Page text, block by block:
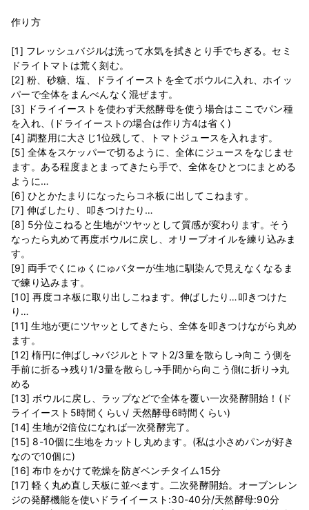
作り方
[1] フレッシュバジルは洗って水気を拭きとり手でちぎる。セミ
ドライトマトは荒く刻む。
[2] 粉、砂糖、塩、ドライイーストを全てボウルに入れ、ホイッ
パーで全体をまんべんなく混ぜます。
[3] ドライイーストを使わず天然酵母を使う場合はここでパン種
を入れ、(ドライイーストの場合は作り方4は省く)
[4] 調整用に大さじ1位残して、トマトジュースを入れます。
[5] 全体をスケッパーで切るように、全体にジュースをなじませ
ます。ある程度まとまってきたら手で、全体をひとつにまとめる
ように…
[6] ひとかたまりになったらコネ板に出してこねます。
[7] 伸ばしたり、叩きつけたり…
[8] 5分位こねると生地がツヤッとして質感が変わります。そう
なったら丸めて再度ボウルに戻し、オリーブオイルを練り込みま
す。
[9] 両手でくにゅくにゅバターが生地に馴染んで見えなくなるま
で練り込みます。
[10] 再度コネ板に取り出しこねます。伸ばしたり…叩きつけた
り…
[11] 生地が更にツヤッとしてきたら、全体を叩きつけながら丸め
ます。
[12] 楕円に伸ばし→バジルとトマト2/3量を散らし→向こう側を
手前に折る→残り1/3量を散らし→手間から向こう側に折り→丸
める
[13] ボウルに戻し、ラップなどで全体を覆い一次発酵開始！(ド
ライイースト5時間くらい/ 天然酵母6時間くらい)
[14] 生地が2倍位になれば一次発酵完了。
[15] 8-10個に生地をカットし丸めます。(私は小さめパンが好き
なので10個に)
[16] 布巾をかけて乾燥を防ぎベンチタイム15分
[17] 軽く丸め直し天板に並べます。二次発酵開始。オーブンレン
ジの発酵機能を使いドライイースト:30-40分/天然酵母:90分